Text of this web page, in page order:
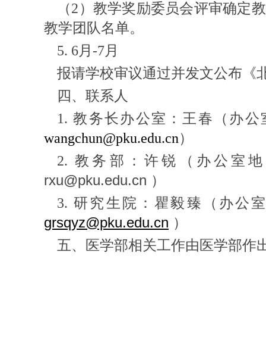
（2）教学奖励委员会评审确定
教学团队名单。
5. 6月-7月
报请学校审议通过并发文公布《
四、联系人
1. 教务长办公室：王春（办公
wangchun@pku.edu.cn）
2. 教务部：许锐（办公室地
rxu@pku.edu.cn ）
3. 研究生院：瞿毅臻（办公
grsqyz@pku.edu.cn ）
五、医学部相关工作由医学部作